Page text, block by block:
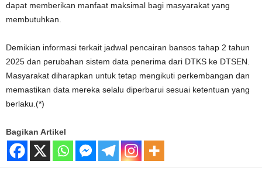
dapat memberikan manfaat maksimal bagi masyarakat yang
membutuhkan.
Demikian informasi terkait jadwal pencairan bansos tahap 2 tahun
2025 dan perubahan sistem data penerima dari DTKS ke DTSEN.
Masyarakat diharapkan untuk tetap mengikuti perkembangan dan
memastikan data mereka selalu diperbarui sesuai ketentuan yang
berlaku.(*)
Bagikan Artikel